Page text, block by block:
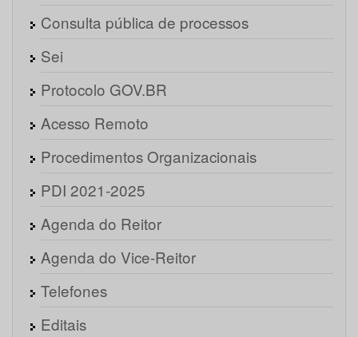
Consulta pública de processos
Sei
Protocolo GOV.BR
Acesso Remoto
Procedimentos Organizacionais
PDI 2021-2025
Agenda do Reitor
Agenda do Vice-Reitor
Telefones
Editais